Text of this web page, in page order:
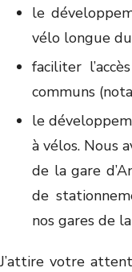
le
vélo longue
faciliter
communs
le
à vélos. Nous
de la gare
de
nos gares de
J’attire votre